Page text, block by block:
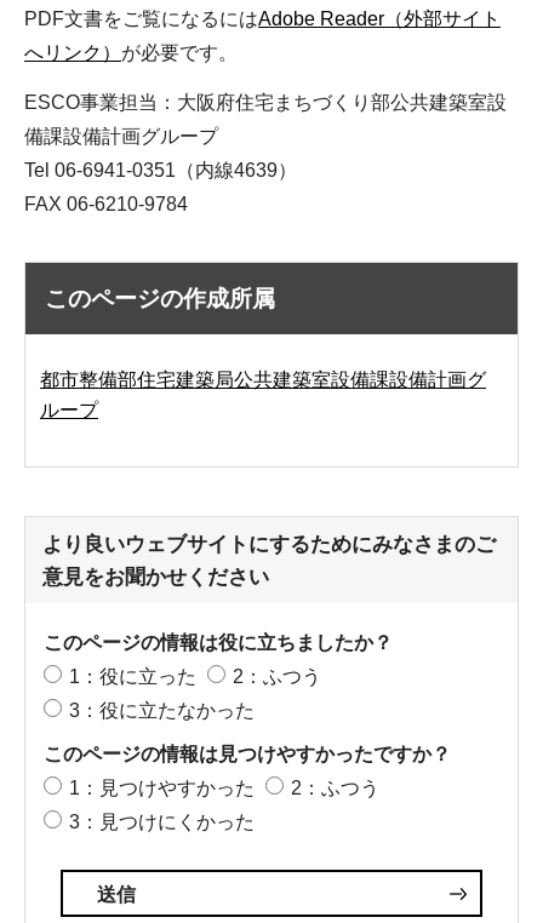
PDF文書をご覧になるにはAdobe Reader（外部サイト
へリンク） が必要です。
ESCO事業担当：大阪府住宅まちづくり部公共建築室設
備課設備計画グループ
Tel 06-6941-0351（内線4639）
FAX 06-6210-9784
このページの作成所属
都市整備部住宅建築局公共建築室設備課設備計画グ
ループ
より良いウェブサイトにするためにみなさまのご
意見をお聞かせください
このページの情報は役に立ちましたか？
1：役に立った
2：ふつう
3：役に立たなかった
このページの情報は見つけやすかったですか？
1：見つけやすかった
2：ふつう
3：見つけにくかった